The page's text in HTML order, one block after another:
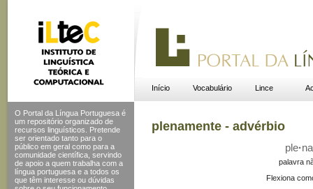
Início Vocabulário Lince
O Portal da Língua Portuguesa é
um repositório organizado de
recursos linguísticos. Pretende
ser orientado tanto para o
público em geral como para a
comunidade científica, servindo
de apoio a quem trabalha com a
língua portuguesa e a todos os
que têm interesse ou dúvidas
plenamente - advérbio
ple·na
palavra
Flexiona